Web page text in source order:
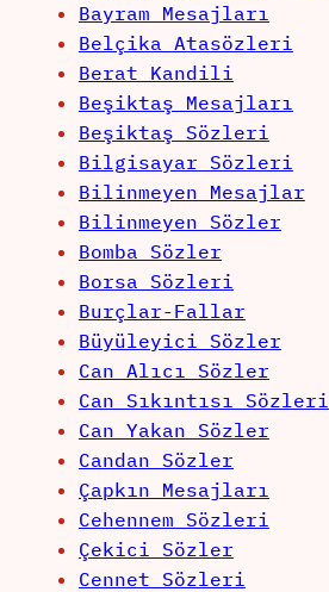
Bayram Mesajları
Belçika Atasözleri
Berat Kandili
Beşiktaş Mesajları
Beşiktaş Sözleri
Bilgisayar Sözleri
Bilinmeyen Mesajlar
Bilinmeyen Sözler
Bomba Sözler
Borsa Sözleri
Burçlar-Fallar
Büyüleyici Sözler
Can Alıcı Sözler
Can Sıkıntısı Sözleri
Can Yakan Sözler
Candan Sözler
Çapkın Mesajları
Cehennem Sözleri
Çekici Sözler
Cennet Sözleri